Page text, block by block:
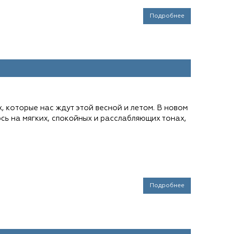
Подробнее
нас ждут этой весной и летом. В новом
на мягких, спокойных и расслабляющих тонах,
Подробнее